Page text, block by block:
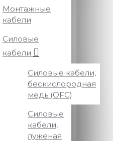
Монтажные
кабели
Силовые
кабели
Силовые кабели,
бескислородная
медь (OFC)
Силовые
кабели,
луженая